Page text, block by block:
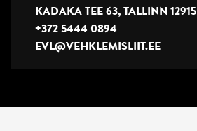
KADAKA TEE 63, TALLINN 12915
+372 5444 0894
EVL@VEHKLEMISLIIT.EE